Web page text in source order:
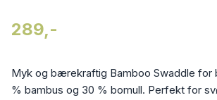
289,-
Myk og bærekraftig Bamboo Swaddle for
% bambus og 30 % bomull. Perfekt for